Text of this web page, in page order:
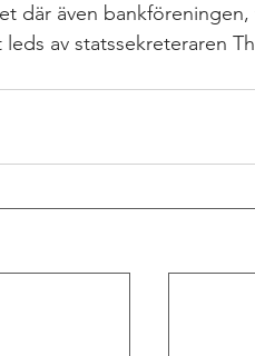
där även
av statssekreteraren